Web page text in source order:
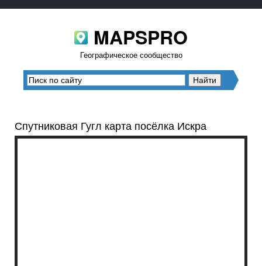
MAPSPRO
Географическое сообщество
Спутниковая Гугл карта посёлка Искра